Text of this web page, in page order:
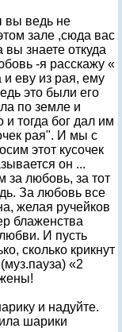
вы ведь не
зале ,сюда вас
знаете откуда
-я расскажу «
и еву из рая, ему
это были его
по земле и
тогда бог дал им
рая". И мы с
этот кусочек
он ...
любовь, за тот
За любовь все
желая ручейков
блаженства
И пусть
сколько крикнут
«2
и надуйте.
шарики